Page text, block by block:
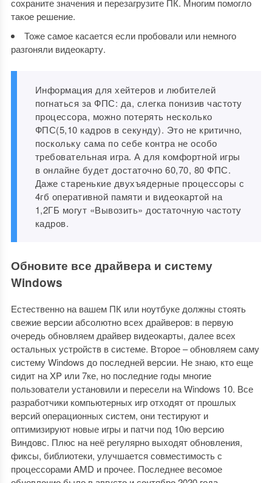
сохраните значения и перезагрузите ПК. Многим помогло
такое решение.
Тоже самое касается если пробовали или немного
разгоняли видеокарту.
Информация для хейтеров и любителей
погнаться за ФПС: да, слегка понизив частоту
процессора, можно потерять несколько
ФПС(5,10 кадров в секунду). Это не критично,
поскольку сама по себе контра не особо
требовательная игра. А для комфортной игры
в онлайне будет достаточно 60,70, 80 ФПС.
Даже старенькие двухъядерные процессоры с
4гб оперативной памяти и видеокартой на
1,2ГБ могут «Вывозить» достаточную частоту
кадров.
Обновите все драйвера и систему
Windows
Естественно на вашем ПК или ноутбуке должны стоять
свежие версии абсолютно всех драйверов: в первую
очередь обновляем драйвер видеокарты, далее всех
остальных устройств в системе. Второе – обновляем саму
систему Windows до последней версии. Не знаю, кто еще
сидит на XP или 7ке, но последние годы многие
пользователи установили и пересели на Windows 10. Все
разработчики компьютерных игр отходят от прошлых
версий операционных систем, они тестируют и
оптимизируют новые игры и патчи под 10ю версию
Виндовс. Плюс на неё регулярно выходят обновления,
фиксы, библиотеки, улучшается совместимость с
процессорами AMD и прочее. Последнее весомое